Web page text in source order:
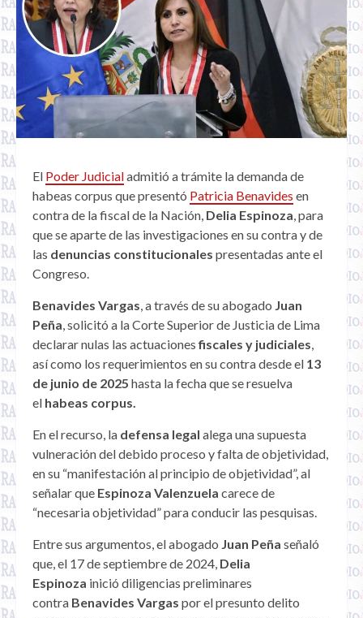
El Poder Judicialadmitió a trámite la demanda de
habeas corpus que presentó Patricia Benavides en
contra de la fiscal de la Nación, Delia Espinoza, para
que se aparte de las investigaciones en su contra y de
las denuncias constitucionales presentadas ante el
Congreso.
Benavides Vargas, a través de su abogado Juan
Peña, solicitó a la Corte Superior de Justicia de Lima
declarar nulas las actuacionesfiscales y judiciales,
así como los requerimientos en su contra desde el 13
de junio de 2025 hasta la fecha que se resuelva
el habeas corpus.
En el recurso, la defensa legal alega una supuesta
vulneración del debido proceso y falta de objetividad,
en su “manifestación al principio de objetividad”, al
señalar que Espinoza Valenzuela carece de
“necesaria objetividad” para conducir las pesquisas.
Entre sus argumentos, el abogado Juan Peña señaló
que, el 17 de septiembre de 2024, Delia
Espinoza inició diligencias preliminares
contra Benavides Vargas por el presunto delito